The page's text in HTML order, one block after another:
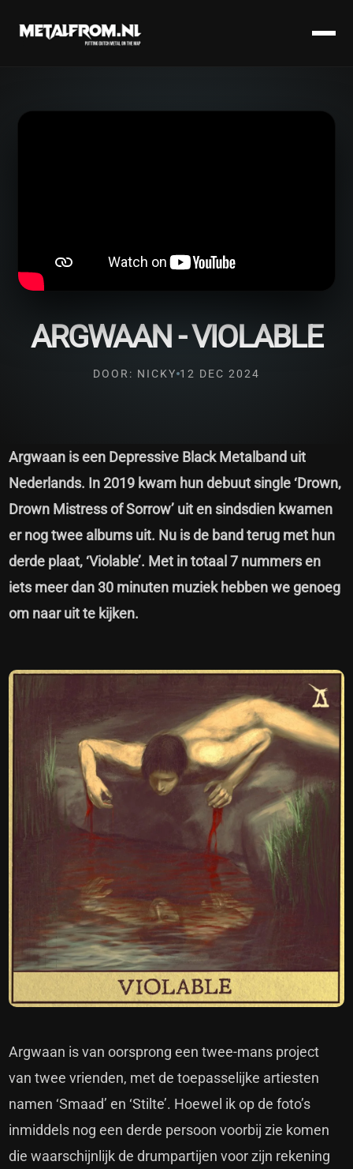
ARGWAAN - VIOLABLE
DOOR: NICKY 12 DEC 2024
Argwaan is een Depressive Black Metalband uit
Nederlands. In 2019 kwam hun debuut single ‘Drown,
Drown Mistress of Sorrow’ uit en sindsdien kwamen
er nog twee albums uit. Nu is de band terug met hun
derde plaat, ‘Violable’. Met in totaal 7 nummers en
iets meer dan 30 minuten muziek hebben we genoeg
om naar uit te kijken.
Argwaan is van oorsprong een twee-mans project
van twee vrienden, met de toepasselijke artiesten
namen ‘Smaad’ en ‘Stilte’. Hoewel ik op de foto’s
inmiddels nog een derde persoon voorbij zie komen
die waarschijnlijk de drumpartijen voor zijn rekening